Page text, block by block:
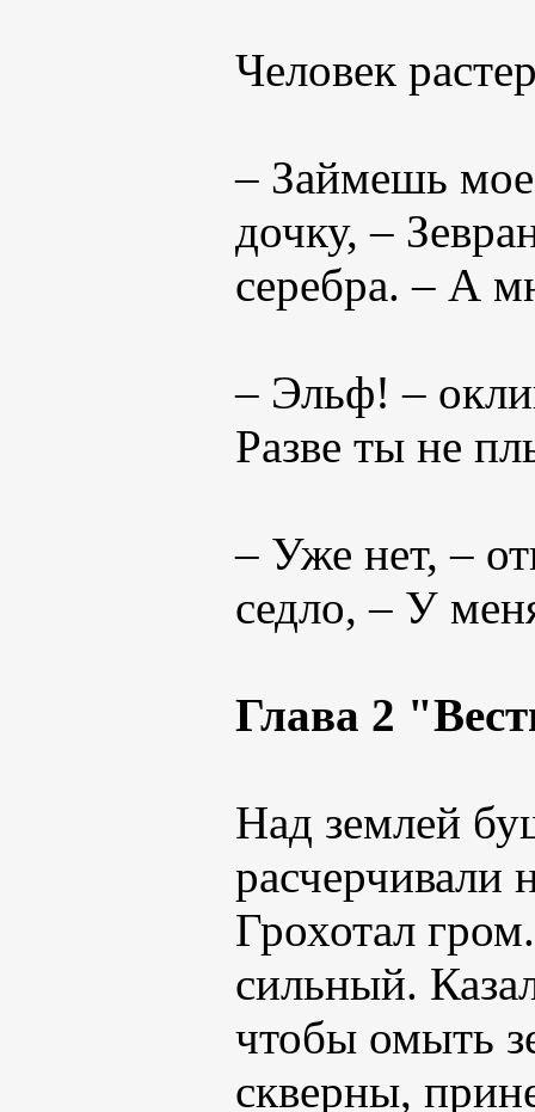
Человек
– Займешь мое
дочку, –
серебра. – А
– Эльф! –
Разве ты не
– Уже нет, –
седло, – У
Глава 2
Над землей
расчерчивали
Грохотал
сильный.
чтобы омыть
скверны,